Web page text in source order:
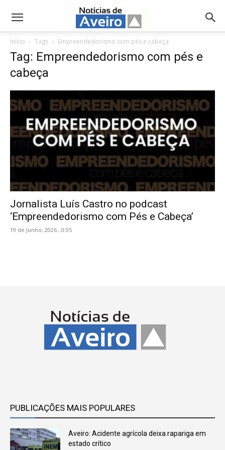
NotíciasdeAveiro.pt
Início Tags Empreendedorismo com pés e cabeça
Tag: Empreendedorismo com pés e
cabeça
Jornalista Luís Castro no podcast
‘Empreendedorismo com Pés e Cabeça’
19 de Junho, 2026 , 0:05
PUBLICAÇÕES MAIS POPULARES
Aveiro: Acidente agrícola deixa rapariga em
estado crítico